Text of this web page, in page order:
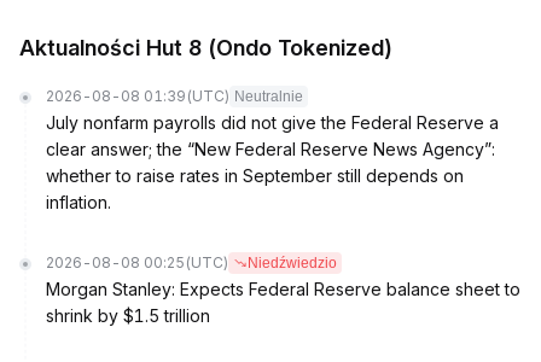
Aktualności Hut 8 (Ondo Tokenized)
2026-08-08 01:39 (UTC) Neutralnie
July nonfarm payrolls did not give the Federal Reserve a
clear answer; the “New Federal Reserve News Agency”:
whether to raise rates in September still depends on
inflation.
2026-08-08 00:25 (UTC) Niedźwiedzio
Morgan Stanley: Expects Federal Reserve balance sheet to
shrink by $1.5 trillion